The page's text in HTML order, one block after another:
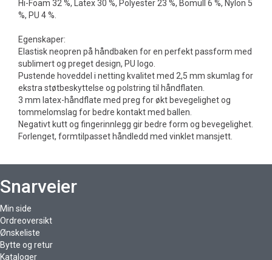
Hi-Foam 32 %, Latex 30 %, Polyester 23 %, Bomull 6 %, Nylon 5
%, PU 4 %.
Egenskaper:
Elastisk neopren på håndbaken for en perfekt passform med
sublimert og preget design, PU logo.
Pustende hoveddel i netting kvalitet med 2,5 mm skumlag for
ekstra støtbeskyttelse og polstring til håndflaten.
3 mm latex-håndflate med preg for økt bevegelighet og
tommelomslag for bedre kontakt med ballen.
Negativt kutt og fingerinnlegg gir bedre form og bevegelighet.
Forlenget, formtilpasset håndledd med vinklet mansjett.
Snarveier
Min side
Ordreoversikt
Ønskeliste
Bytte og retur
Kataloger